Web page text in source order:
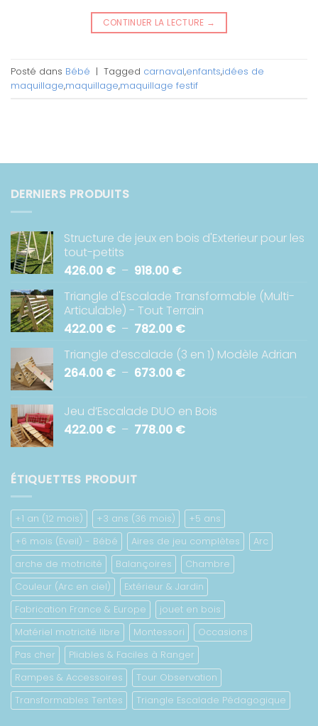
CONTINUER LA LECTURE →
Posté dans Bébé | Tagged carnaval,enfants,idées de
maquillage,maquillage,maquillage festif
DERNIERS PRODUITS
Structure de jeux en bois d'Exterieur pour les
tout-petits
426.00 € – 918.00 €Plage
prix :
426.00 €
à
918.00 €
Triangle d'Escalade Transformable (Multi-
Articulable) - Tout Terrain
422.00 € – 782.00 €Plage
prix :
422.00 €
782.00 €
Triangle d’escalade (3 en 1) Modèle Adrian
264.00 € – 673.00 €Plage
264.00 €
à
Jeu d’Escalade DUO en Bois
422.00 € – 778.00 €Plage
ÉTIQUETTES PRODUIT
+1 an (12 mois) +3 ans (36 mois)
+5 ans
+6 mois (Eveil) - Bébé
Aires de jeu complètes
Arc
arche de motricité
Balançoires
Chambre
Couleur (Arc en ciel)
Extérieur & Jardin
Fabrication France & Europe
jouet en bois
Matériel motricité libre
Montessori
Occasions
Pas cher
Pliables & Faciles à Ranger
Rampes & Accessoires
Tour Observation
Transformables Tentes
Triangle Escalade Pédagogique